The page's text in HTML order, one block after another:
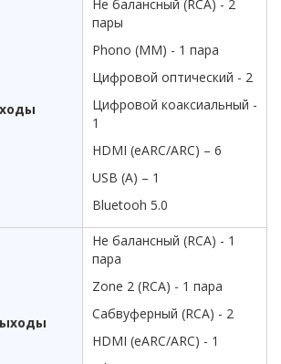
Не балансный (RCA) - 2
пары
Phono (MM) - 1 пара
Цифровой оптический - 2
Цифровой коаксиальный -
1
HDMI (eARC/ARC) – 6
USB (A) – 1
Bluetooh 5.0
Не балансный (RCA) - 1
пара
Zone 2 (RCA) - 1 пара
Сабвуферный (RCA) - 2
HDMI (eARC/ARC) - 1